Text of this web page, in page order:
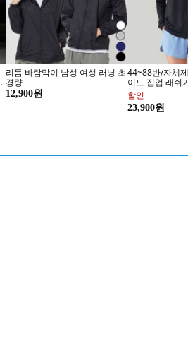
리듬 바람막이 남성 여성 러닝 초
경량
12,900원
44~88반/자체
이드 집업 래쉬
팔 루즈핏 하이
남녀공용 상의
블랙M, 블랙
할인
23,900원